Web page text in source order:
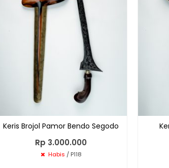
Keris Brojol Pamor Bendo Segodo
Rp 3.000.000
Habis / P118